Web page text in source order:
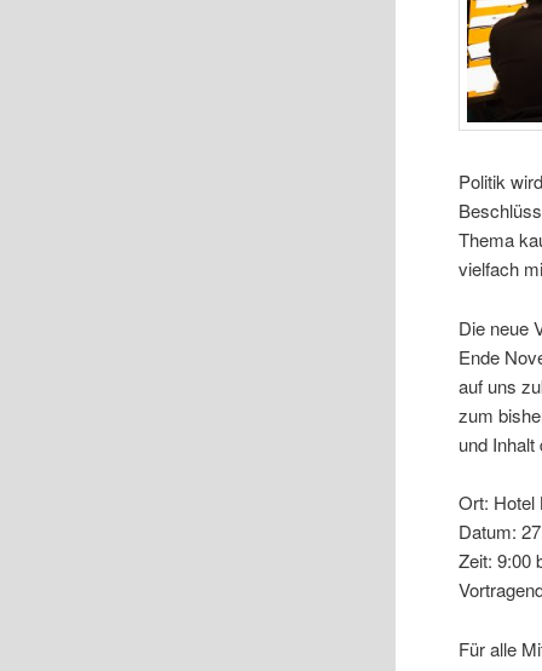
Politik
Thema
vielfach
Die neue
Ende
auf uns
zum
und
Ort: Hotel
Datum:
Zeit: 9:00
Für alle